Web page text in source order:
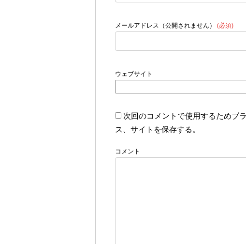
メールアドレス（公開されません） (必須)
ウェブサイト
次回のコメントで使用するためブ
ス、サイトを保存する。
コメント